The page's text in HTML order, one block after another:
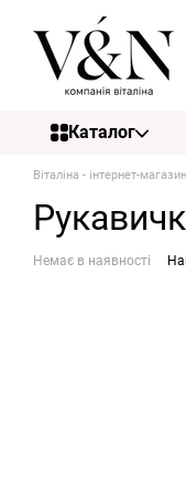
Перейти до основного
Каталог
Віталіна - інтернет-
Немає в наявності